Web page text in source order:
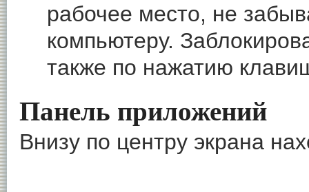
рабочее место, не
компьютеру.
также по нажатию
Панель приложений
Внизу по центру экрана